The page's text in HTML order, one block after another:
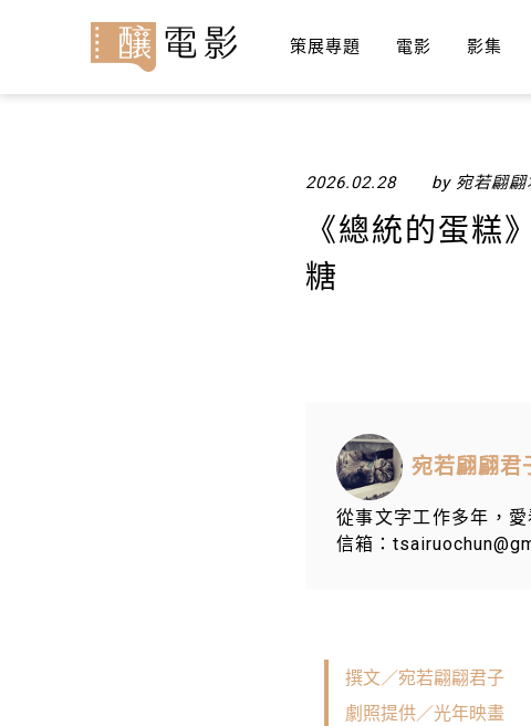
策展專題 電影 影集
2026.02.28 by 宛若翩翩
《總統的蛋糕
糖
宛若翩翩君
從事文字工作多年，
信箱：
撰文／宛若翩翩君子
劇照提供／光年映畫